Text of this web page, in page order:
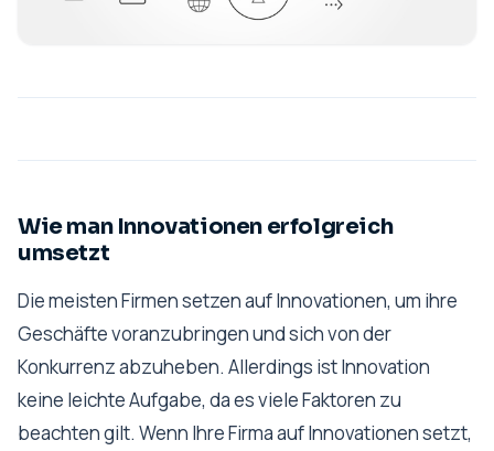
Wie man Innovationen erfolgreich
umsetzt
Die meisten Firmen setzen auf Innovationen, um ihre
Geschäfte voranzubringen und sich von der
Konkurrenz abzuheben. Allerdings ist Innovation
keine leichte Aufgabe, da es viele Faktoren zu
beachten gilt. Wenn Ihre Firma auf Innovationen setzt,